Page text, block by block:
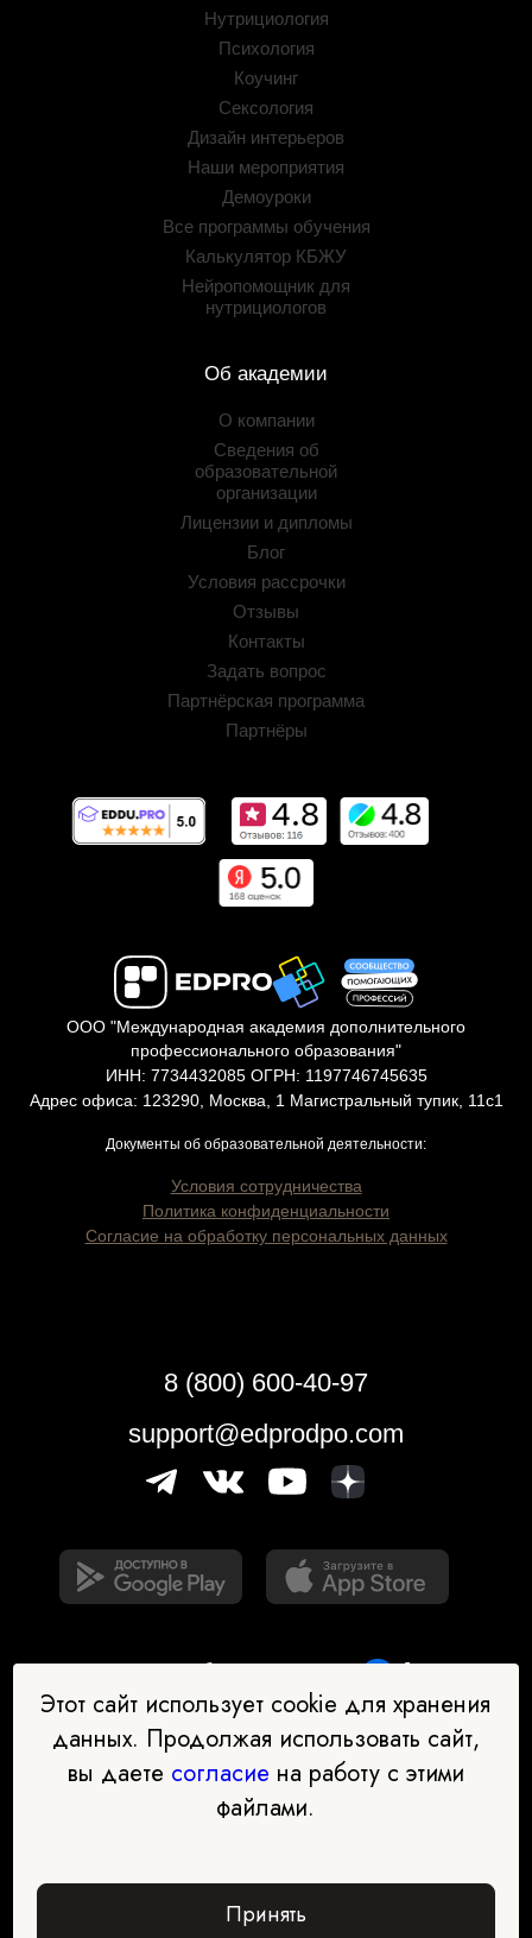
Нутрициология
Психология
Коучинг
Сексология
Дизайн интерьеров
Наши мероприятия
Демоуроки
Все программы обучения
Калькулятор КБЖУ
Нейропомощник для
нутрициологов
Об академии
О компании
Сведения об
образовательной
организации
Лицензии и дипломы
Блог
Условия рассрочки
Отзывы
Контакты
Задать вопрос
Партнёрская программа
Партнёры
Наш бот-помощник в выборе
Перейти в чат-бот
ООО "Международная академия дополнительного
профессионального образования"
ИНН: 7734432085 ОГРН: 1197746745635
Адрес офиса: 123290, Москва, 1 Магистральный тупик, 11с1
Документы об образовательной деятельности:
Условия сотрудничества
Политика конфиденциальности
Согласие на обработку персональных данных
8 (800) 600-40-97
support@edprodpo.com
Этот сайт использует cookie для хранения
данных. Продолжая использовать сайт,
вы даете согласие на работу с этими
файлами.
Принять